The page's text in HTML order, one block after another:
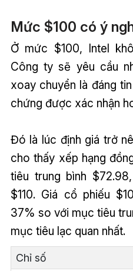
Mức $100 có ý
Ở mức $100, Intel
Công ty sẽ yêu cầu
xoay chuyển là đáng
chứng được xác nhận
Đó là lúc định giá trở
cho thấy xếp hạng
tiêu trung bình
$110. Giá cổ phiếu
37% so với mục tiêu
mục tiêu lạc quan nhất.
Chỉ số